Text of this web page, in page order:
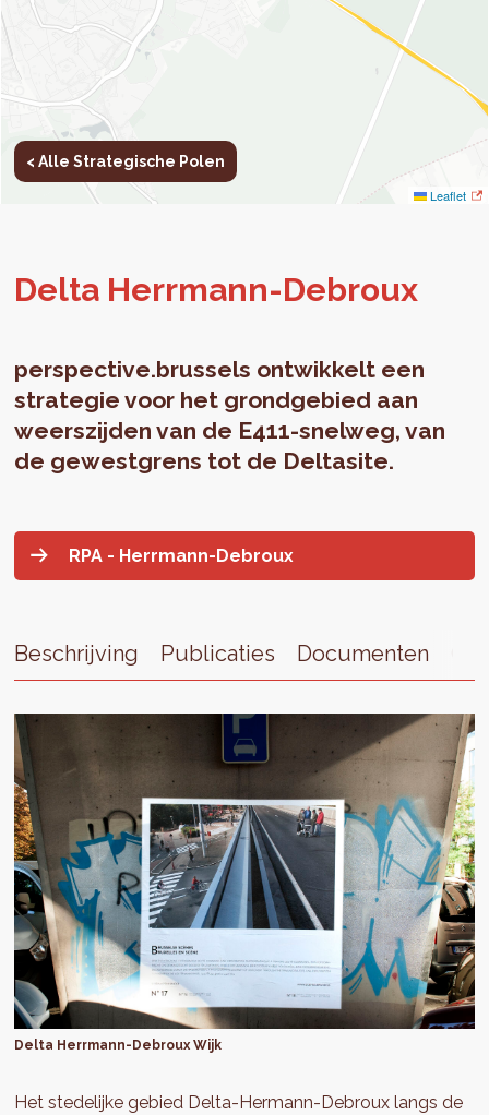
Leaflet
< Alle Strategische Polen
Delta Her­r­mann-De­broux
perspective.brussels ontwikkelt een
strategie voor het grondgebied aan
weerszijden van de E411-snelweg, van
de gewestgrens tot de Deltasite.
RPA - Herrmann-Debroux
Beschrijving Publicaties Documenten
Delta Herrmann-Debroux Wijk
Het stedelijke gebied Delta-Hermann-Debroux langs de